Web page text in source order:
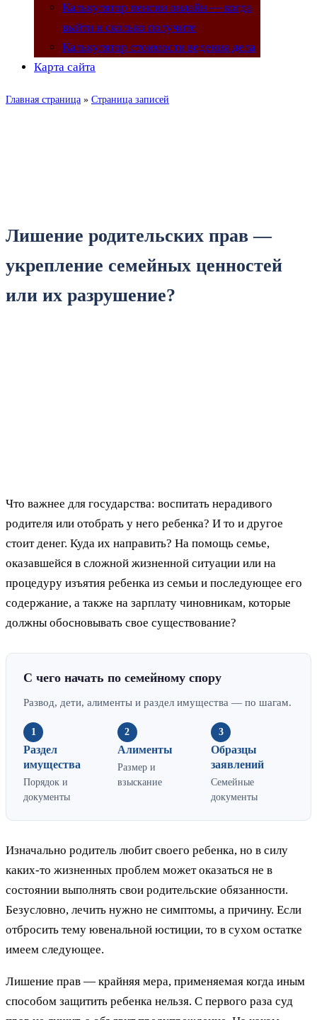
Калькулятор пенсии онлайн — когда
выйти и сколько получите
Калькулятор стоимости ведения дела
Карта сайта
Главная страница » Страница записей
Лишение родительских прав —
укрепление семейных ценностей
или их разрушение?
Что важнее для государства: воспитать нерадивого
родителя или отобрать у него ребенка? И то и другое
стоит денег. Куда их направить? На помощь семье,
оказавшейся в сложной жизненной ситуации или на
процедуру изъятия ребенка из семьи и последующее его
содержание, а также на зарплату чиновникам, которые
должны обосновывать свое существование?
С чего начать по семейному спору
Развод, дети, алименты и раздел имущества — по шагам.
1
Раздел
имущества
Порядок и
документы
2
Алименты
Размер и
взыскание
3
Образцы
заявлений
Семейные
документы
Изначально родитель любит своего ребенка, но в силу
каких-то жизненных проблем может оказаться не в
состоянии выполнять свои родительские обязанности.
Безусловно, лечить нужно не симптомы, а причину. Если
отбросить тему ювенальной юстиции, то в сухом остатке
имеем следующее.
Лишение прав — крайняя мера, применяемая когда иным
способом защитить ребенка нельзя. С первого раза суд